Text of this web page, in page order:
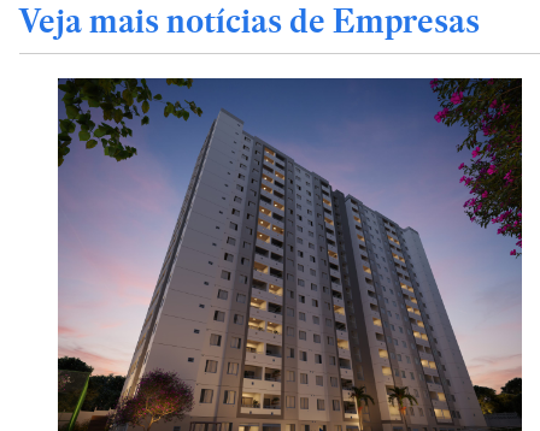
Veja mais notícias de Empresas